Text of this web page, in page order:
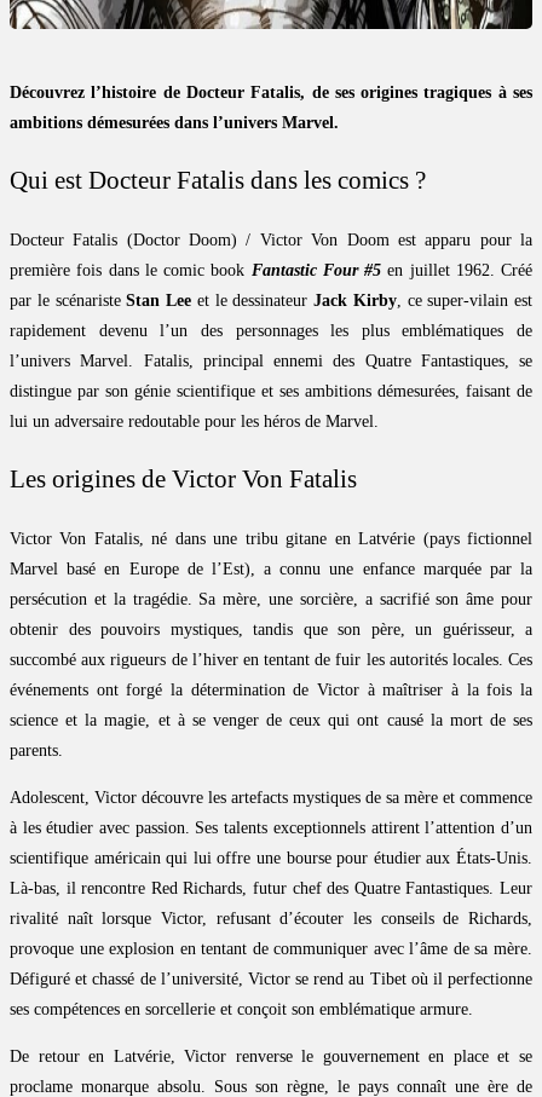
Découvrez l’histoire de Docteur Fatalis, de ses origines tragiques à ses
ambitions démesurées dans l’univers Marvel.
Qui est Docteur Fatalis dans les comics ?
Docteur Fatalis (Doctor Doom) / Victor Von Doom est apparu pour la
première fois dans le comic book Fantastic Four #5 en juillet 1962. Créé
par le scénaristeStan Lee et le dessinateur Jack Kirby, ce super-vilain est
rapidement devenu l’un des personnages les plus emblématiques de
l’univers Marvel. Fatalis, principal ennemi des Quatre Fantastiques, se
distingue par son génie scientifique et ses ambitions démesurées, faisant de
lui un adversaire redoutable pour les héros de Marvel.
Les origines de Victor Von Fatalis
Victor Von Fatalis, né dans une tribu gitane en Latvérie (pays fictionnel
Marvel basé en Europe de l’Est), a connu une enfance marquée par la
persécution et la tragédie. Sa mère, une sorcière, a sacrifié son âme pour
obtenir des pouvoirs mystiques, tandis que son père, un guérisseur, a
succombé aux rigueurs de l’hiver en tentant de fuir les autorités locales. Ces
événements ont forgé la détermination de Victor à maîtriser à la fois la
science et la magie, et à se venger de ceux qui ont causé la mort de ses
parents.
Adolescent, Victor découvre les artefacts mystiques de sa mère et commence
à les étudier avec passion. Ses talents exceptionnels attirent l’attention d’un
scientifique américain qui lui offre une bourse pour étudier aux États-Unis.
Là-bas, il rencontre Red Richards, futur chef des Quatre Fantastiques. Leur
rivalité naît lorsque Victor, refusant d’écouter les conseils de Richards,
provoque une explosion en tentant de communiquer avec l’âme de sa mère.
Défiguré et chassé de l’université, Victor se rend au Tibet où il perfectionne
ses compétences en sorcellerie et conçoit son emblématique armure.
De retour en Latvérie, Victor renverse le gouvernement en place et se
proclame monarque absolu. Sous son règne, le pays connaît une ère de